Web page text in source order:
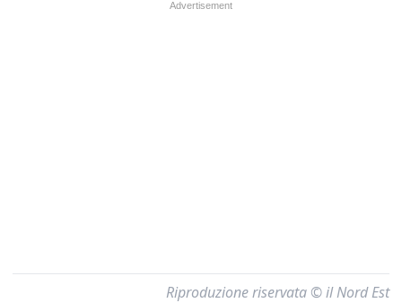
Riproduzione riservata © il Nord Est